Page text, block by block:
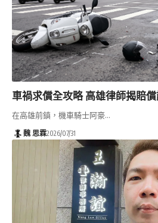
車禍求償全攻略 高雄律師揭賠
在高雄前鎮，機車騎士阿豪…
魏 思霖2026/07/31